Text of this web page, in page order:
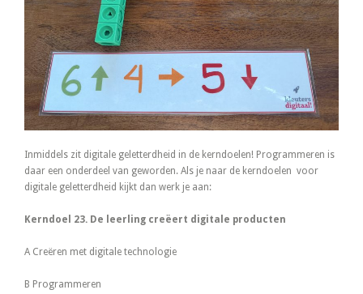
Inmiddels zit digitale geletterdheid in de kerndoelen! Programmeren is
daar een onderdeel van geworden. Als je naar de kerndoelen voor
digitale geletterdheid kijkt dan werk je aan:
Kerndoel 23. De leerling creëert digitale producten
A Creëren met digitale technologie
B Programmeren